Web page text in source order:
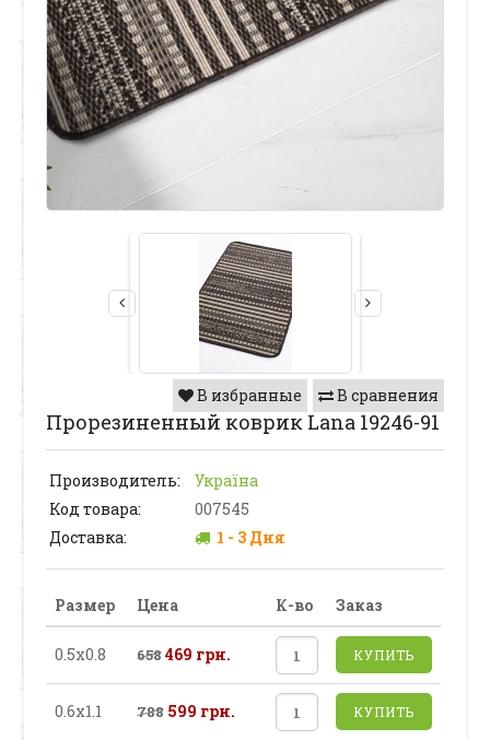
В сравнения
В избранные
Прорезиненный коврик Lana 19246-91
Производитель:
Україна
Код товара:
007545
Доставка:
1 - 3 Дня
Размер Цена К-во Заказ
0.5х0.8 658469 грн. КУПИТЬ
0.6х1.1 788 599 грн. КУПИТЬ